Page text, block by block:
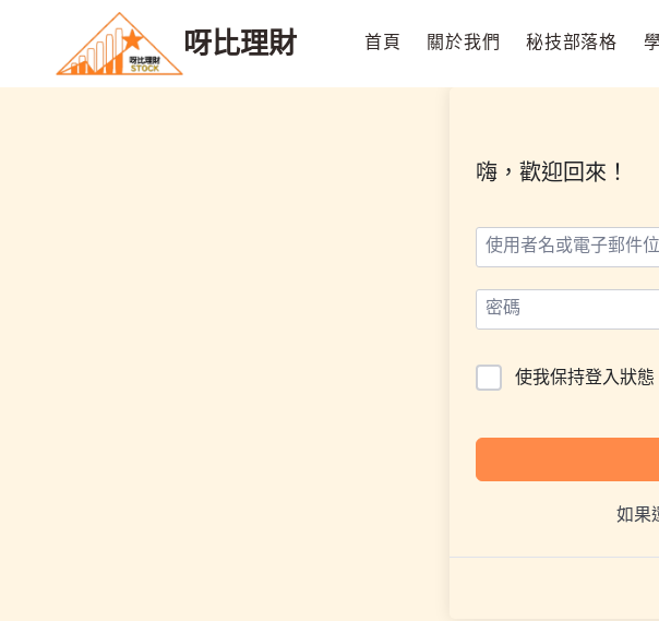
content
呀比理財 首頁 關於我們 秘技部落格
嗨，歡迎回來！
使我保持登入狀態
如果